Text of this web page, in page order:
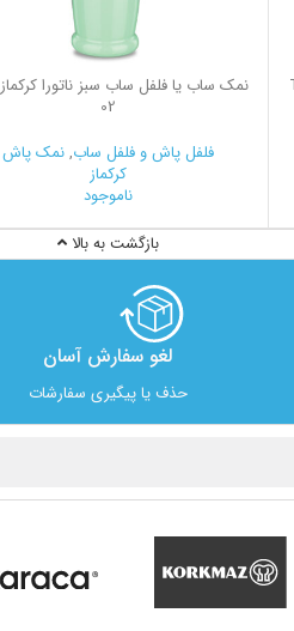
نمک ساب یا فلفل ساب سبز ناتورا کرکماز
02
فلفل پاش و فلفل ساب,نمک پاش
کرکماز
ناموجود
بازگشت به بالا
لغو سفارش آسان​
حذف یا پیگیری سفارشات